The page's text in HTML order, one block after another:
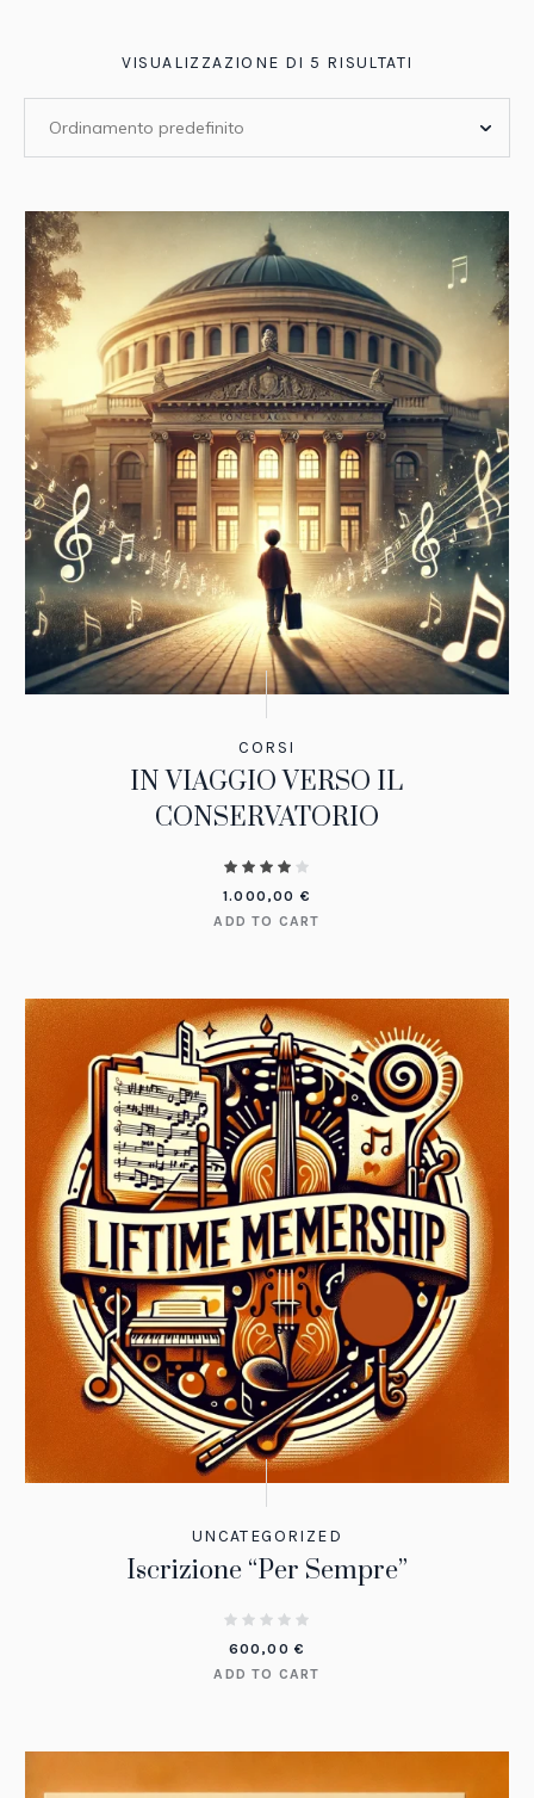
VISUALIZZAZIONE DI 5 RISULTATI
CORSI
IN VIAGGIO VERSO IL
CONSERVATORIO
1.000,00 €
ADD TO CART
UNCATEGORIZED
Iscrizione “Per Sempre”
600,00 €
ADD TO CART